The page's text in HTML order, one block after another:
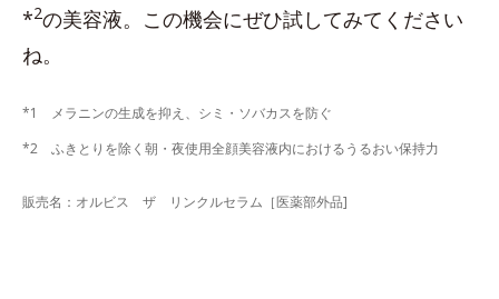
*2の美容液。この機会にぜひ試してみてください
ね。
*1 メラニンの生成を抑え、シミ・ソバカスを防ぐ
*2 ふきとりを除く朝・夜使用全顔美容液内におけるうるおい保持力
販売名：オルビス ザ リンクルセラム［医薬部外品]